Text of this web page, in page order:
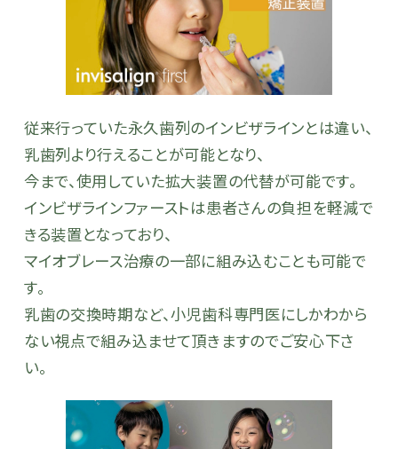
従来行っていた永久歯列のインビザラインとは違い、
乳歯列より行えることが可能となり、
今まで、使用していた拡大装置の代替が可能です。
インビザラインファーストは患者さんの負担を軽減で
きる装置となっており、
マイオブレース治療の一部に組み込むことも可能で
す。
乳歯の交換時期など、小児歯科専門医にしかわから
ない視点で組み込ませて頂きますのでご安心下さ
い。